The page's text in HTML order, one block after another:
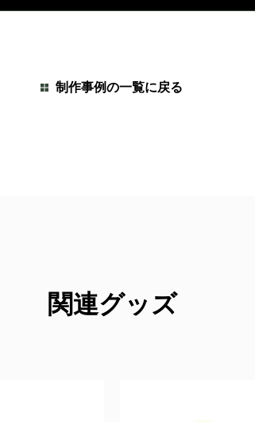
制作事例の一覧に戻る
関連グッズ